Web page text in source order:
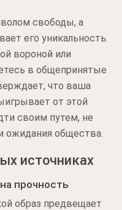
свободы, а
его уникальность.
вороной или
в общепринятые
что ваша
от этой
своим путем, не
ожидания общества.
источниках
прочность
образ предвещает